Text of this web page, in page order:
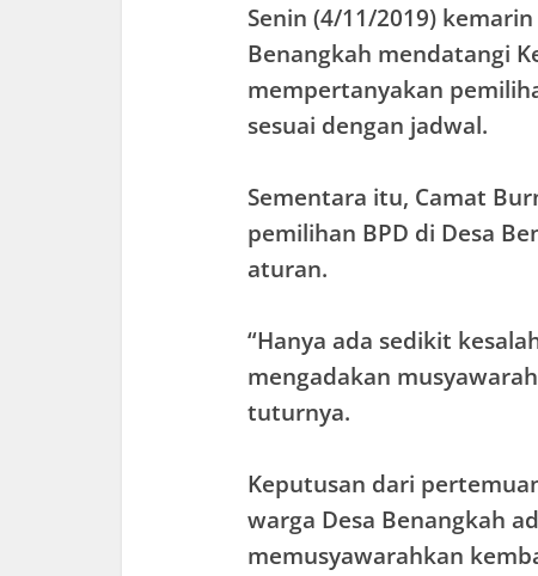
Senin (4/11/2019)
Benangkah mendatangi
mempertanyakan
sesuai dengan jadwal.
Sementara itu, Camat
pemilihan BPD di Desa
aturan.
“Hanya ada sedikit
mengadakan
tuturnya.
Keputusan dari
warga Desa Benangkah
memusyawarahkan